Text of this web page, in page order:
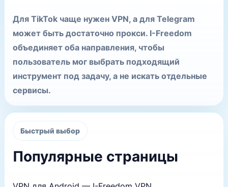
Для TikTok чаще нужен VPN, а для Telegram
может быть достаточно прокси. I-Freedom
объединяет оба направления, чтобы
пользователь мог выбрать подходящий
инструмент под задачу, а не искать отдельные
сервисы.
Быстрый выбор
Популярные страницы